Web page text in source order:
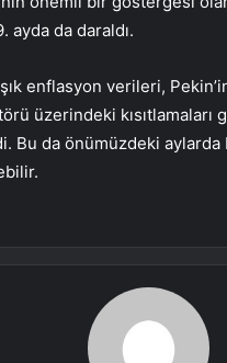
ayda da daraldı.
enflasyon verileri,
üzerindeki kısıtlamaları
Bu da önümüzdeki aylarda